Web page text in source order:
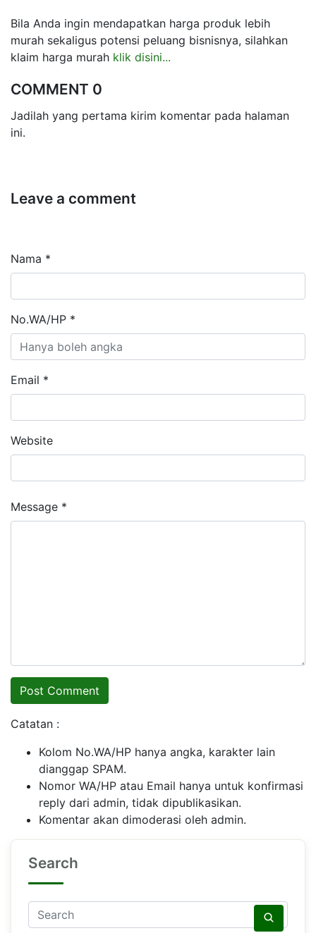
Bila Anda ingin mendapatkan harga produk lebih
murah sekaligus potensi peluang bisnisnya, silahkan
klaim harga murah klik disini...
COMMENT 0
Jadilah yang pertama kirim komentar pada halaman
ini.
Leave a comment
Nama *
No.WA/HP *
Email *
Website
Message *
Catatan :
Kolom No.WA/HP hanya angka, karakter lain
dianggap SPAM.
Nomor WA/HP atau Email hanya untuk konfirmasi
reply dari admin, tidak dipublikasikan.
Komentar akan dimoderasi oleh admin.
Search